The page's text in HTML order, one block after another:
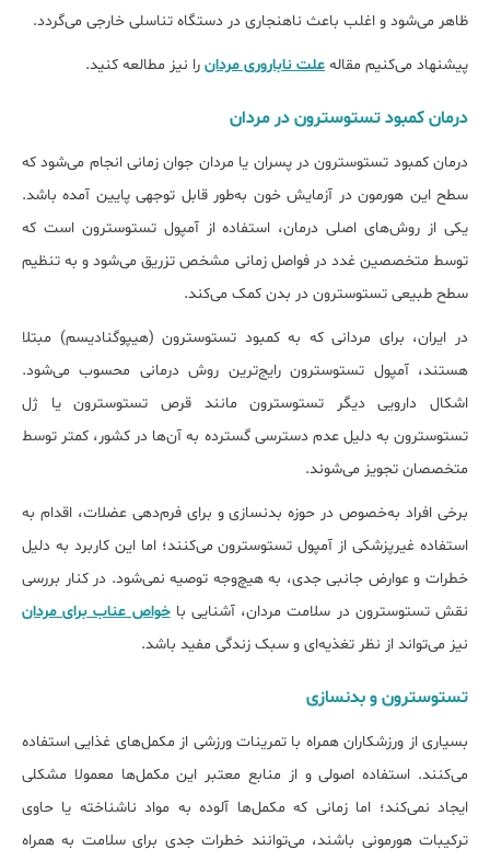
ظاهر می‌شود و اغلب باعث ناهنجاری در دستگاه تناسلی خارجی می‌گردد.
پیشنهاد می‌کنیم مقاله علت ناباروری مردان را نیز مطالعه کنید.
درمان کمبود تستوسترون در مردان
درمان کمبود تستوسترون در پسران یا مردان جوان زمانی انجام می‌شود که
سطح این هورمون در آزمایش خون به‌طور قابل توجهی پایین آمده باشد.
یکی از روش‌های اصلی درمان، استفاده از آمپول تستوسترون است که
توسط متخصصین غدد در فواصل زمانی مشخص تزریق می‌شود و به تنظیم
سطح طبیعی تستوسترون در بدن کمک می‌کند.
در ایران، برای مردانی که به کمبود تستوسترون (هیپوگنادیسم) مبتلا
هستند، آمپول تستوسترون رایج‌ترین روش درمانی محسوب می‌شود.
اشکال دارویی دیگر تستوسترون مانند قرص تستوسترون یا ژل
تستوسترون به دلیل عدم دسترسی گسترده به آن‌ها در کشور، کمتر توسط
متخصصان تجویز می‌شوند.
برخی افراد به‌خصوص در حوزه بدنسازی و برای فرم‌دهی عضلات، اقدام به
استفاده غیرپزشکی از آمپول تستوسترون می‌کنند؛ اما این کاربرد به دلیل
خطرات و عوارض جانبی جدی، به هیچ‌وجه توصیه نمی‌شود. در کنار بررسی
نقش تستوسترون در سلامت مردان، آشنایی باخواص عناب برای مردان
نیز می‌تواند از نظر تغذیه‌ای و سبک زندگی مفید باشد.
تستوسترون و بدنسازی
بسیاری از ورزشکاران همراه با تمرینات ورزشی از مکمل‌های غذایی استفاده
می‌کنند. استفاده اصولی و از منابع معتبر این مکمل‌ها معمولا مشکلی
ایجاد نمی‌کند؛ اما زمانی که مکمل‌ها آلوده به مواد ناشناخته یا حاوی
ترکیبات هورمونی باشند، می‌توانند خطرات جدی برای سلامت به همراه